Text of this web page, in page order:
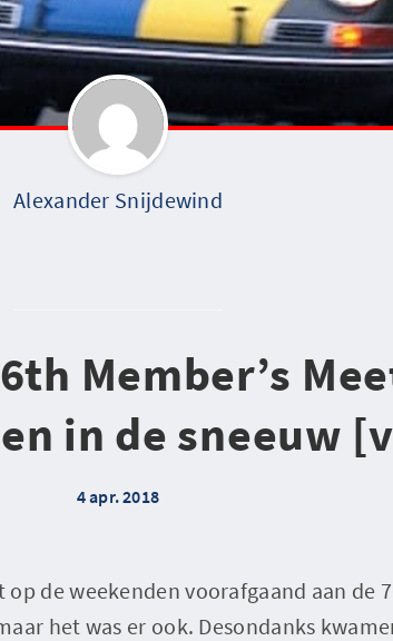
Alexander Snijdewind
Member’s
in de sneeuw
4 apr. 2018
de weekenden voorafgaand aan de
het was er ook. Desondanks